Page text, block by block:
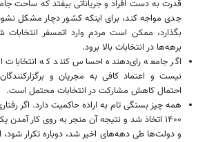
قدرت به دست افراد و جریاناتی بیفتد که ساحت
جدی مواجه کند، برای اینکه کشور دچار مشکل
بگذارد، ممکن است مردم وارد اتمسفر
برهه‌ها در انتخابات بالا برود.
اگر جامعه رای‌دهنده احساس کنند که انتخابات
نیست و اعتماد کافی به مجریان و
احتمال کاهش مشارکت در انتخابات محتمل است.
۱۴۰۰ اتخاذ شد و نتیجه آن منجر به روی کار
و دولت‌ها طی دهه‌های اخیر شد، دوباره تکرار